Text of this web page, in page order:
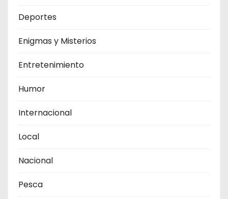
Deportes
Enigmas y Misterios
Entretenimiento
Humor
Internacional
Local
Nacional
Pesca